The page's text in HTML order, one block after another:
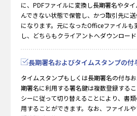
に、PDFファイルに変換し長期署名やタ
んできない状態で保管し、かつ取引先に
になります。元になったOfficeファイルも
し、どちらもクライアントへダウンロード
長期署名およびタイムスタンプの付
タイムスタンプもしくは長期署名の付与
期署名に利用する署名鍵は複数登録する
シーに従って切り替えることにより、書
用することができます。なお、ファイル